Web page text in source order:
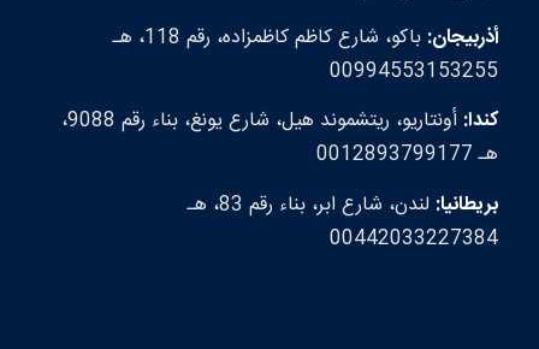
أذربيجان:
باكو، شارع كاظم كاظمزاده، رقم 118، هـ
00994553153255
كندا:
أونتاريو، ريتشموند هيل، شارع يونغ، بناء رقم 9088،
هـ 0012893799177
بريطانيا:
لندن، شارع ابر، بناء رقم 83، هـ
00442033227384